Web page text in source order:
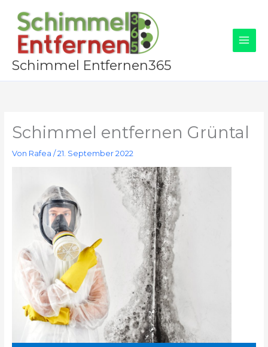
Inhalt
springen
Schimmel Entfernen365
Schimmel entfernen Grüntal
Von Rafea /21. September 2022